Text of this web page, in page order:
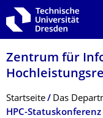
Zur Hauptnavigation
Zur Suche springen
Zum Inhalt springen
Zentrum für
Breadcrumb-Menü
Startseite Das
HPC-